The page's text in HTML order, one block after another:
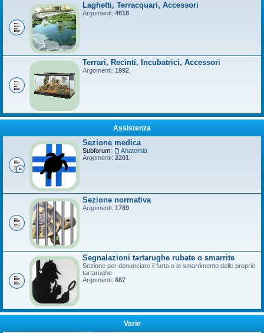
Laghetti, Terracquari, Accessori
Argomenti: 4618
Terrari, Recinti, Incubatrici, Accessori
Argomenti: 1992
Assistenza
Sezione medica
Subforum:
Anatomia
Argomenti: 2201
Sezione normativa
Argomenti: 1789
Segnalazioni tartarughe rubate o smarrite
Sezione per denunciare il furto o lo smarrimento delle proprie
tartarughe
Argomenti: 887
Varie